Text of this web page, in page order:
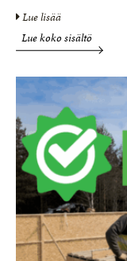
Lue lisää
Lue koko sisältö